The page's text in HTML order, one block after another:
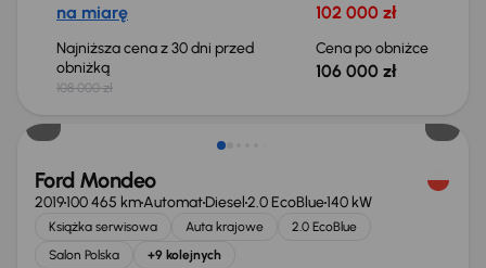
na miarę 102 000 zł
Najniższa cena z 30 dni przed
obniżką
108 000 zł
Cena po obniżce
106 000 zł
Ford Mondeo
2019100 465 kmAutomatDiesel2.0 EcoBlue140 kW
Książka serwisowa Auta krajowe
2.0 EcoBlue
Salon Polska
+9 kolejnych